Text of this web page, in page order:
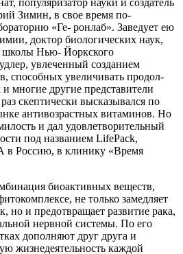
популяри­затор науки и создатель
Зимин, в свое время по-
«Ге- ронлаб». Заведует ею
доктор биологических наук,
школы Нью- Йоркского
увлеченный созданием
способных увеличивать продол­
многие другие представители
скептически высказывался по
антивозрастных витаминов. Но
и дал удовлетворительный
под назва­нием LifePack,
в Россию, в клинику «Время
биоактивных веществ,
не только замедля­ет
но и предот­вращает развитие рака,
нервной системы. По его
дополня­ют друг друга и
жизнедеятельность каждой